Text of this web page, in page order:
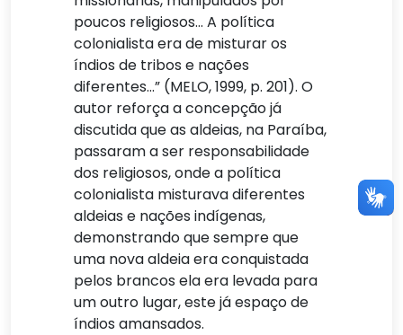
poucos religiosos… A política
colonialista era de misturar os
índios de tribos e nações
diferentes…” (MELO, 1999, p. 201). O
autor reforça a concepção já
discutida que as aldeias, na Paraíba,
passaram a ser responsabilidade
dos religiosos, onde a política
colonialista misturava diferentes
aldeias e nações indígenas,
demonstrando que sempre que
uma nova aldeia era conquistada
pelos brancos ela era levada para
um outro lugar, este já espaço de
índios amansados.